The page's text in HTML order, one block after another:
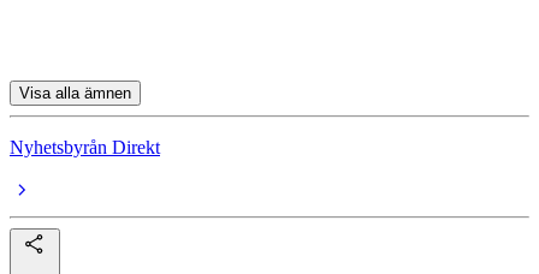
Visa alla ämnen
Nyhetsbyrån Direkt